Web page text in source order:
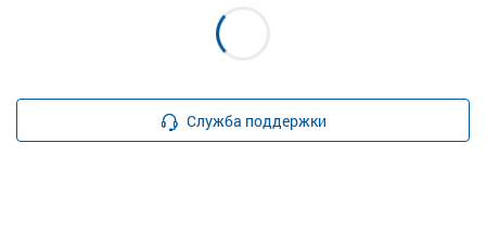
Служба поддержки